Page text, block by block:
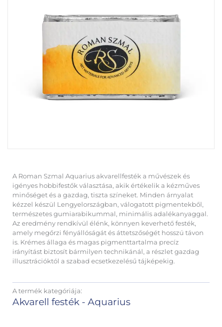
A Roman Szmal Aquarius akvarellfesték a művészek és
igényes hobbifestők választása, akik értékelik a kézműves
minőséget és a gazdag, tiszta színeket. Minden árnyalat
kézzel készül Lengyelországban, válogatott pigmentekből,
természetes gumiarabikummal, minimális adalékanyaggal.
Az eredmény rendkívül élénk, könnyen keverhető festék,
amely megőrzi fényállóságát és áttetszőségét hosszú távon
is. Krémes állaga és magas pigmenttartalma precíz
irányítást biztosít bármilyen technikánál, a részlet gazdag
illusztrációktól a szabad ecsetkezelésű tájképekig.
A termék kategóriája:
Akvarell festék - Aquarius